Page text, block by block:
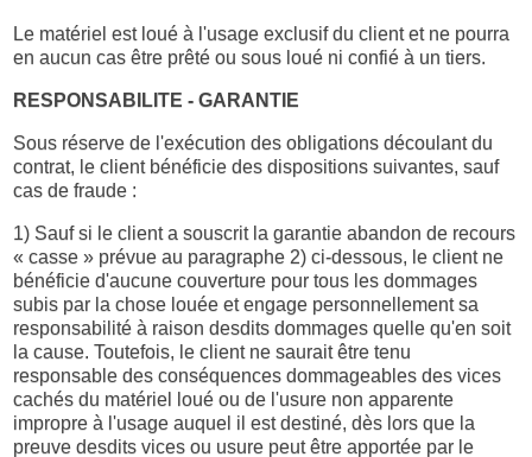
Le matériel est loué à l'usage exclusif du client et ne pourra
en aucun cas être prêté ou sous loué ni confié à un tiers.
RESPONSABILITE - GARANTIE
Sous réserve de l'exécution des obligations découlant du
contrat, le client bénéficie des dispositions suivantes, sauf
cas de fraude :
1) Sauf si le client a souscrit la garantie abandon de recours
« casse » prévue au paragraphe 2) ci-dessous, le client ne
bénéficie d'aucune couverture pour tous les dommages
subis par la chose louée et engage personnellement sa
responsabilité à raison desdits dommages quelle qu'en soit
la cause. Toutefois, le client ne saurait être tenu
responsable des conséquences dommageables des vices
cachés du matériel loué ou de l'usure non apparente
impropre à l'usage auquel il est destiné, dès lors que la
preuve desdits vices ou usure peut être apportée par le